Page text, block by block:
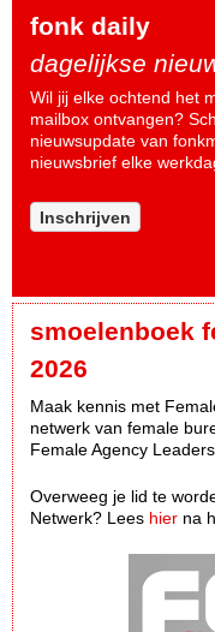
fonk daily
dagelijkse
Wil jij elke ochtend het
mailbox ontvangen?
nieuwsupdate van
nieuwsbrief elke
Inschrijven
smoelenboek
2026
Maak kennis met
netwerk van female
Female Agency
Overweeg je lid te
Netwerk? Lees hier na